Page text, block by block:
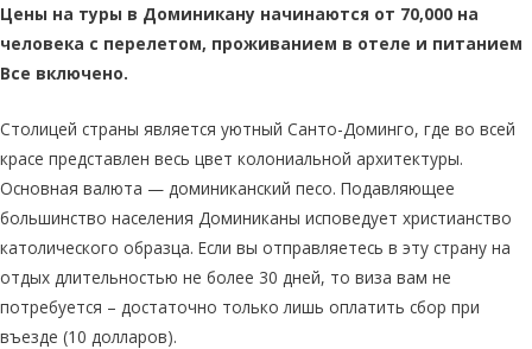
Цены на туры в Доминикану начинаются от 70,000 на
человека с перелетом, проживанием в отеле и питанием
Все включено.
Столицей страны является уютный Санто-Доминго, где во всей
красе представлен весь цвет колониальной архитектуры.
Основная валюта — доминиканский песо. Подавляющее
большинство населения Доминиканы исповедует христианство
католического образца. Если вы отправляетесь в эту страну на
отдых длительностью не более 30 дней, то виза вам не
потребуется – достаточно только лишь оплатить сбор при
въезде (10 долларов).